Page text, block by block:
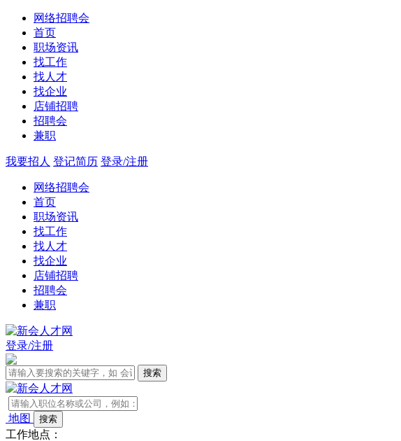
网络招聘会
首页
职场资讯
找工作
找人才
找企业
店铺招聘
招聘会
兼职
我要招人 登记简历 登录/注册
网络招聘会
首页
职场资讯
找工作
找人才
找企业
店铺招聘
招聘会
兼职
登录/注册
地图
工作地点：